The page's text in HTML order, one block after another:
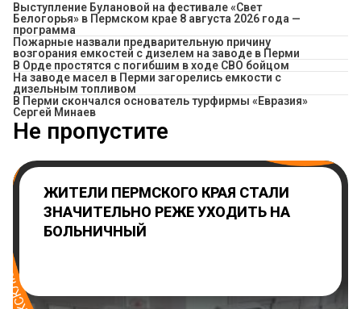
Выступление Булановой на фестивале «Свет
Белогорья» в Пермском крае 8 августа 2026 года —
программа
Пожарные назвали предварительную причину
возгорания емкостей с дизелем на заводе в Перми
В Орде простятся с погибшим в ходе СВО бойцом
На заводе масел в Перми загорелись емкости с
дизельным топливом
В Перми скончался основатель турфирмы «Евразия»
Сергей Минаев
Не пропустите
ЖИТЕЛИ ПЕРМСКОГО КРАЯ СТАЛИ
ЗНАЧИТЕЛЬНО РЕЖЕ УХОДИТЬ НА
БОЛЬНИЧНЫЙ